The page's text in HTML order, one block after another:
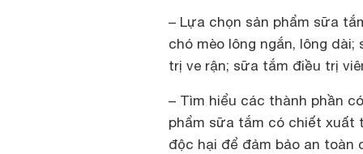
– Lựa chọn sản phẩm sữa
chó mèo lông ngắn, lông
trị ve rận; sữa tắm điều trị
– Tìm hiểu các thành phần
phẩm sữa tắm có chiết xuất
độc hại để đảm bảo an toàn